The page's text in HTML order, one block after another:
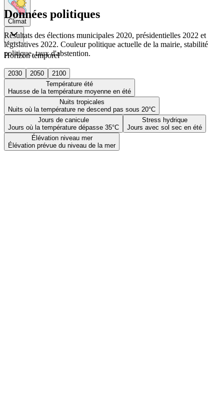
Climat
Horizon temporel
2030 2050
2100
Température été
Hausse de la température moyenne en été
Nuits tropicales
Nuits où la température ne descend pas sous 20°C
Jours de canicule
Jours où la température dépasse 35°C
Stress hydrique
Jours avec sol sec en été
Élévation niveau mer
Élévation prévue du niveau de la mer
Données politiques
Résultats des élections municipales 2020, présidentielles 2022 et
législatives 2022. Couleur politique actuelle de la mairie, stabilité
politique, taux d'abstention.